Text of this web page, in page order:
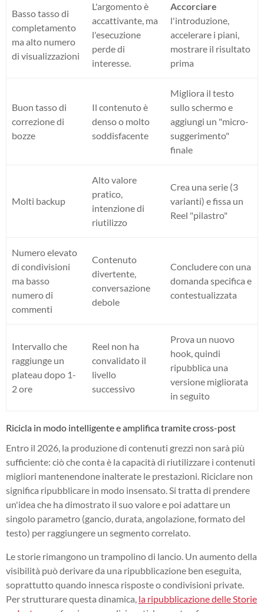
Basso tasso di
completamento
ma alto numero
di visualizzazioni
L'argomento è
accattivante, ma
l'esecuzione
perde di
interesse.
Accorciare
l'introduzione,
accelerare i piani,
mostrare il risultato
prima
Buon tasso di
correzione di
bozze
Il contenuto è
denso o molto
soddisfacente
Migliora il testo
sullo schermo e
aggiungi un "micro-
suggerimento"
finale
Molti backup
Alto valore
pratico,
intenzione di
riutilizzo
Crea una serie (3
varianti) e fissa un
Reel "pilastro"
Numero elevato
di condivisioni
ma basso
numero di
commenti
Contenuto
divertente,
conversazione
debole
Concludere con una
domanda specifica e
contestualizzata
Intervallo che
raggiunge un
plateau dopo 1-
2 ore
Reel non ha
convalidato il
livello
successivo
Prova un nuovo
hook, quindi
ripubblica una
versione migliorata
in seguito
Ricicla in modo intelligente e amplifica tramite cross-post
Entro il 2026, la produzione di contenuti grezzi non sarà più
sufficiente: ciò che conta è la capacità di riutilizzare i contenuti
migliori mantenendone inalterate le prestazioni. Riciclare non
significa ripubblicare in modo insensato. Si tratta di prendere
un'idea che ha dimostrato il suo valore e poi adattare un
singolo parametro (gancio, durata, angolazione, formato del
testo) per raggiungere un segmento correlato.
Le storie rimangono un trampolino di lancio. Un aumento della
visibilità può derivare da una ripubblicazione ben eseguita,
soprattutto quando innesca risposte o condivisioni private.
Per strutturare questa dinamica, la ripubblicazione delle Storie